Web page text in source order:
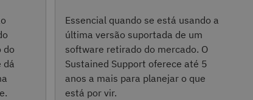
do
dá
Essencial quando se está usando a
última versão suportada de um
software retirado do mercado. O
Sustained Support oferece até 5
anos a mais para planejar o que
está por vir.